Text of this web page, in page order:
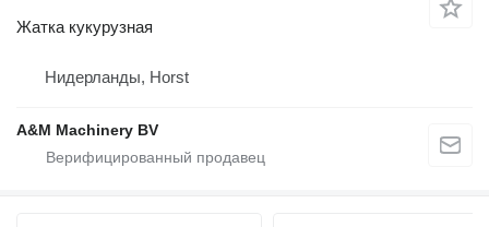
Жатка кукурузная
Нидерланды, Horst
A&M Machinery BV